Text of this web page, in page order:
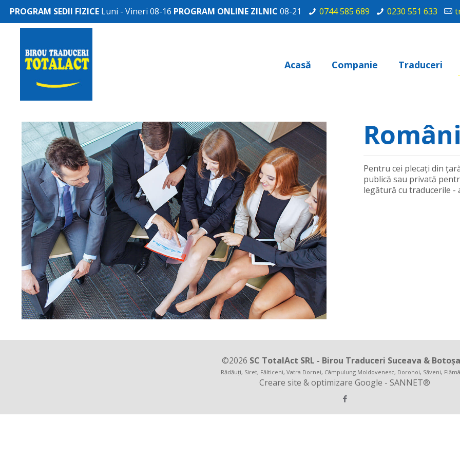
PROGRAM SEDII FIZICE Luni - Vineri 08-16 PROGRAM ONLINE ZILNIC 08-21 0744 585 689 0230 551 633
Acasă Companie Traduceri
Pentru cei plecați din
publică sau privată
legătură cu traducerile -
©2026 SC TotalAct SRL - Birou Traduceri Suceava &
Rădăuţi, Siret, Fălticeni, Vatra Dornei, Câmpulung Moldovenesc, Dorohoi, Săveni,
Creare site & optimizare Google -SANNET®